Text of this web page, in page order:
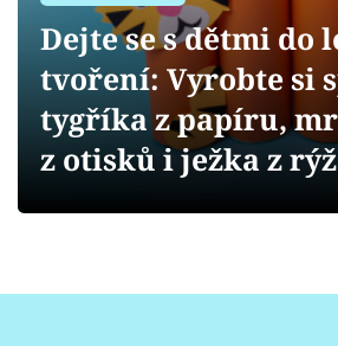
Přihlášení
Sledujte nás
Dejte se s dětmi do
tvoření: Vyrobte si
tygříka z papíru,
z otisků i ježka z